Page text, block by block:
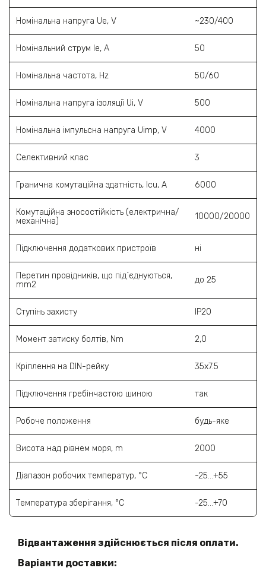
Номінальна напруга Ue, V ~230/400
Номінальний струм Ie, A 50
Номінальна частота, Hz 50/60
Номінальна напруга ізоляції Ui, V 500
Номінальна імпульсна напруга Uimp, V 4000
Селективний клас 3
Гранична комутаційна здатність, Icu, A 6000
Комутаційна зносостійкість (електрична/
механічна)
10000/20000
Підключення додаткових пристроїв ні
Перетин провідників, що під`єднуються,
mm2
до 25
Ступінь захисту ІР20
Момент затиску болтів, Nm 2,0
Кріплення на DIN-рейку 35х7.5
Підключення гребінчастою шиною так
Робоче положення будь-яке
Висота над рівнем моря, m 2000
Діапазон робочих температур, °C -25…+55
Температура зберігання, °C -25…+70
Відвантаження здійснюється після оплати.
Варіанти доставки: